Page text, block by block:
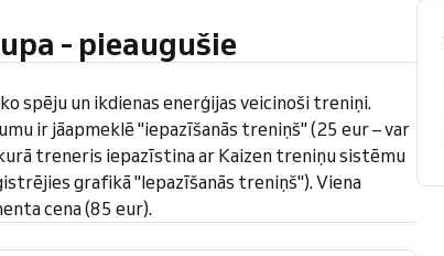
- pieaugušie
spēju un ikdienas enerģijas veicinoši treniņi.
ir jāapmeklē "iepazīšanās treniņš" (25 eur – var
treneris iepazīstina ar Kaizen treniņu sistēmu
grafikā "Iepazīšanās treniņš"). Viena
cena (85 eur).